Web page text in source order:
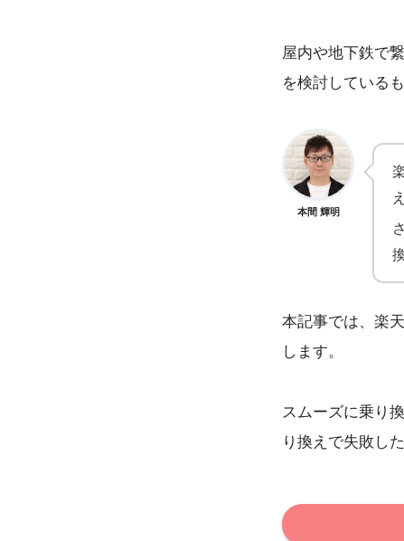
屋内や地下鉄で
を検討している
本間 輝明
本記事では、楽
します。
スムーズに乗り
り換えで失敗し